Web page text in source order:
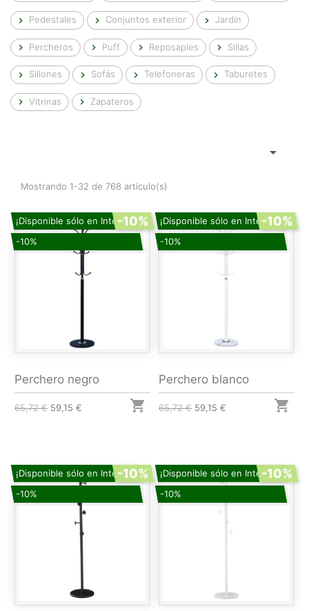
 Pedestales  Conjuntos exterior  Jardín
 Percheros  Puff  Reposapies  Sillas
 Sillones  Sofás  Telefoneras  Taburetes
 Vitrinas  Zapateros

Mostrando 1-32 de 768 artículo(s)
¡Disponible sólo en Internet!
-10%
-10%
Perchero negro
65,72 € 59,15 € 
¡Disponible sólo en Internet!
-10%
-10%
Perchero blanco
65,72 € 59,15 € 
¡Disponible sólo en Internet!
-10%
-10%
¡Disponible sólo en Internet!
-10%
-10%